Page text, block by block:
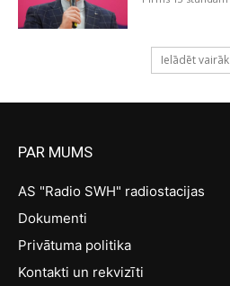
Ielādēt vairāk
PAR MUMS
AS "Radio SWH" radiostacijas
Dokumenti
Privātuma politika
Kontakti un rekvizīti